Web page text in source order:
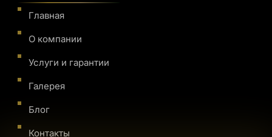
Главная
О компании
Услуги и гарантии
Галерея
Блог
Контакты